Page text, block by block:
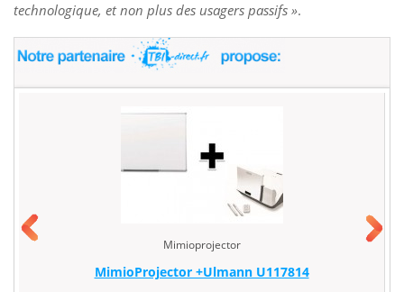
technologique, et non plus des usagers passifs ».
Mimioprojector
MimioProjector +Ulmann U117814